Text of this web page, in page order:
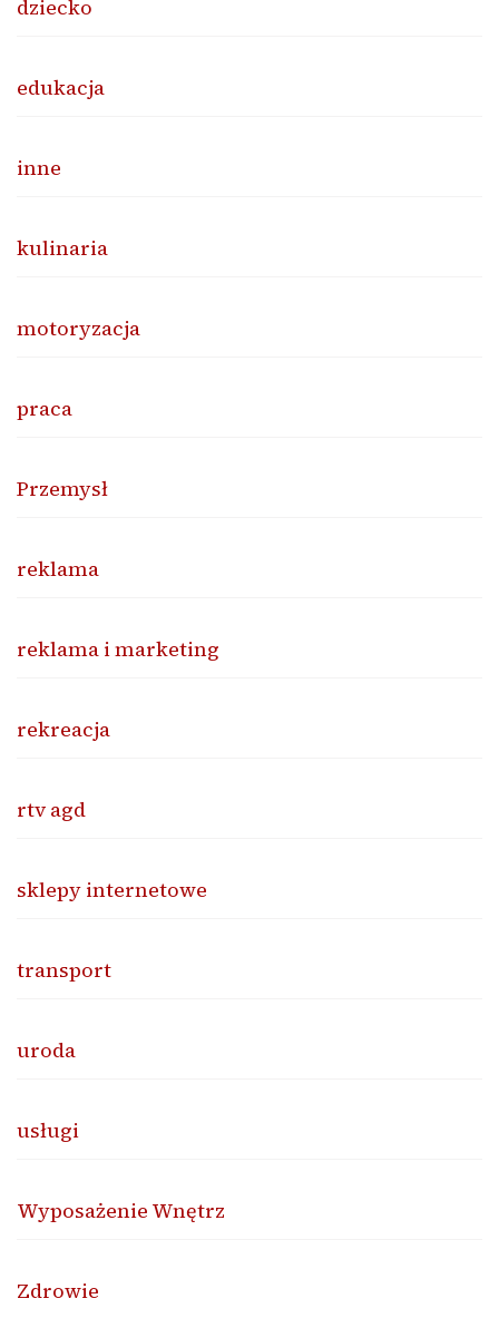
dziecko
edukacja
inne
kulinaria
motoryzacja
praca
Przemysł
reklama
reklama i marketing
rekreacja
rtv agd
sklepy internetowe
transport
uroda
usługi
Wyposażenie Wnętrz
Zdrowie